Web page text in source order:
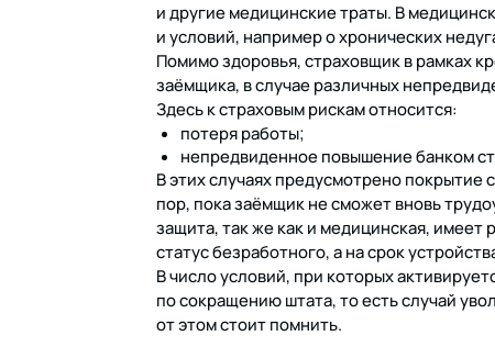
и другие медицинские траты. В
и условий, например о хронических
Помимо здоровья, страховщик в рамках
заёмщика, в случае различных
Здесь к страховым рискам относится:
потеря работы;
непредвиденное повышение банком
В этих случаях предусмотрено покрытие
пор, пока заёмщик не сможет вновь
защита, так же как и медицинская,
статус безработного, а на срок
В число условий, при которых
по сокращению штата, то есть случай
от этом стоит помнить.